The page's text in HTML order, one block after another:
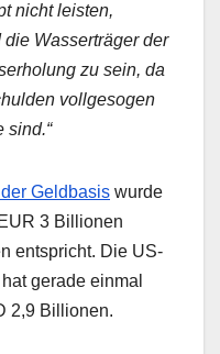
nicht leisten,
Wasserträger der
zu sein, da
vollgesogen
sind.“
Geldbasis wurde
3 Billionen
entspricht. Die US-
gerade einmal
2,9 Billionen.